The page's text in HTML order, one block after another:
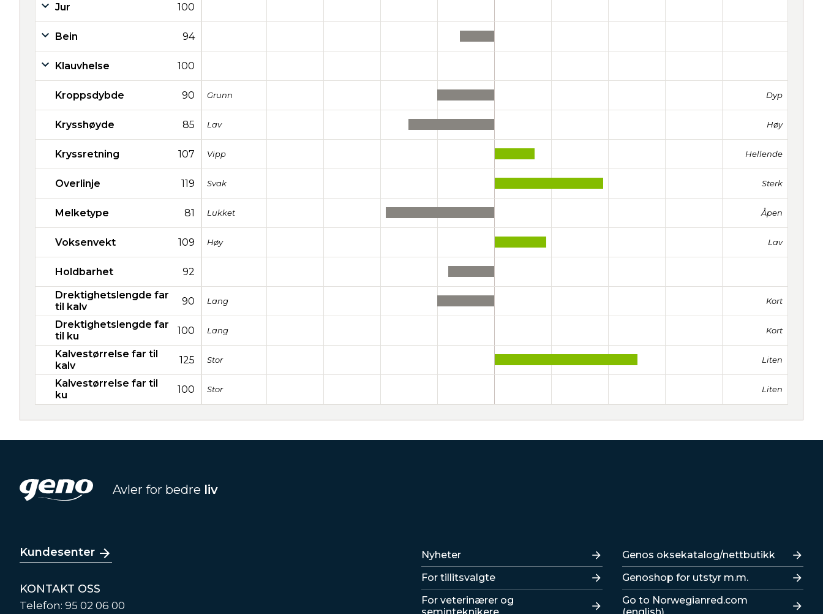
Jur 100
Bein 94
Klauvhelse 100
Kroppsdybde 90 Grunn Dyp
Krysshøyde 85 Lav Høy
Kryssretning 107 Vipp Hellende
Overlinje 119 Svak Sterk
Melketype 81 Lukket Åpen
Voksenvekt 109 Høy Lav
Holdbarhet 92
Drektighetslengde far
til kalv
90 Lang Kort
Drektighetslengde far
til ku
100 Lang Kort
Kalvestørrelse far til
kalv
125 Stor Liten
Kalvestørrelse far til
ku
100 Stor Liten
Avler for bedre liv
Kundesenter
KONTAKT OSS
Telefon: 95 02 06 00
Lenker
Nyheter
For tillitsvalgte
For veterinærer og
seminteknikere
Lenker
Genos oksekatalog/nettbutikk
Genoshop for utstyr m.m.
Go to Norwegianred.com
(english)